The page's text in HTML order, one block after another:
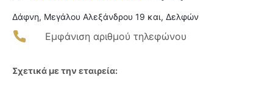
Δάφνη, Μεγάλου Αλεξάνδρου 19 και, Δελφών
Εμφάνιση αριθμού τηλεφώνου
Σχετικά με την εταιρεία: